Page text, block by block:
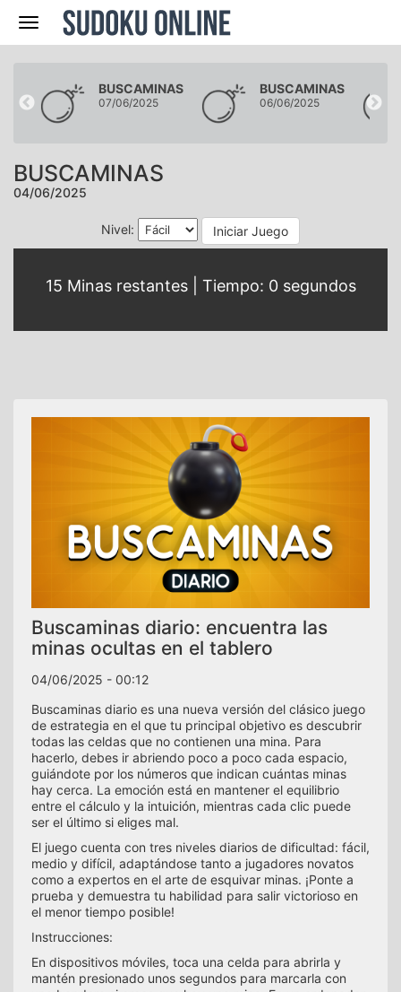
Navegación
BUSCAMINAS
07/06/2025
BUSCAMINAS
06/06/2025
BUSCAMINAS
04/06/2025
Nivel: Iniciar Juego
15 Minas restantes | Tiempo: 0segundos
Buscaminas diario: encuentra las
minas ocultas en el tablero
04/06/2025 - 00:12
Buscaminas diario es una nueva versión del clásico juego
de estrategia en el que tu principal objetivo es descubrir
todas las celdas que no contienen una mina. Para
hacerlo, debes ir abriendo poco a poco cada espacio,
guiándote por los números que indican cuántas minas
hay cerca. La emoción está en mantener el equilibrio
entre el cálculo y la intuición, mientras cada clic puede
ser el último si eliges mal.
El juego cuenta con tres niveles diarios de dificultad: fácil,
medio y difícil, adaptándose tanto a jugadores novatos
como a expertos en el arte de esquivar minas. ¡Ponte a
prueba y demuestra tu habilidad para salir victorioso en
el menor tiempo posible!
Instrucciones:
En dispositivos móviles, toca una celda para abrirla y
mantén presionado unos segundos para marcarla con